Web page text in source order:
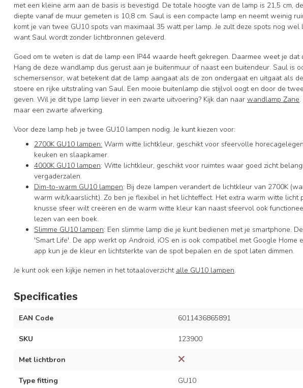
met een kleine arm aan de basis is bevestigd. De totale hoogte van de lamp is 21,5 cm,
diepte vanaf de muur gemeten is 10,8 cm. Saul is een compacte lamp en neemt weinig
komt je van twee GU10 spots van maximaal 35 watt per lamp. Je zult deze spots nog
want Saul wordt zonder lichtbronnen geleverd.
Goed om te weten is dat de lamp een IP44 waarde heeft gekregen. Daarmee weet je dat
Hang de deze wandlamp dus gerust aan je buitenmuur of naast een buitendeur. Saul is
schemersensor, wat betekent dat de lamp aangaat als de zon ondergaat en uitgaat als
stoere en rijke uitstraling van Saul. Een mooie buitenlamp die stijlvol oogt en door de
geven. Wil je dit type lamp liever in een zwarte uitvoering? Kijk dan naar wandlamp Zane
maar een zwarte afwerking.
Voor deze lamp heb je twee GU10 lampen nodig. Je kunt kiezen voor:
2700K GU10 lampen: Warm witte lichtkleur, geschikt voor sfeervolle
keuken en slaapkamer.
4000K GU10 lampen: Witte lichtkleur, geschikt voor ruimtes waar goed zicht
vergaderzalen.
Dim-to-warm GU10 lampen: Bij deze lampen verandert de lichtkleur van 2700K
warm wit/kaarslicht). Zo ben je flexibel in het lichteffect. Het extra warm witte licht
knusse sfeer wilt creëren en de warm witte kleur kan naast sfeervol ook
lezen van een boek.
Slimme GU10 lampen: Een slimme lamp die je kunt bedienen met je smartphone.
'Smart Life'. De app werkt op Android, iOS en is ook compatibel met Google Home
app kun je de kleur en lichtsterkte van de spot bepalen en de spot laten dimmen.
Je kunt ook een kijkje nemen in het totaaloverzicht alle GU10 lampen.
Specificaties
EAN Code 6011436865891
SKU 123900
Met lichtbron
Type fitting GU10